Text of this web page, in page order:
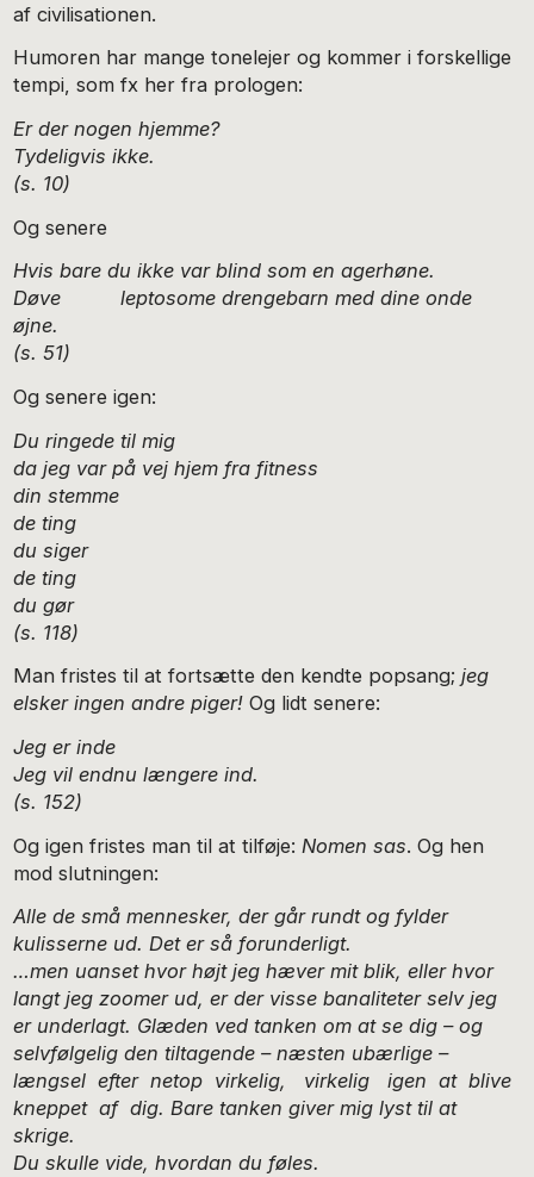
af civilisationen.
Humoren har mange tonelejer og kommer i forskellige
tempi, som fx her fra prologen:
Er der nogen hjemme?
Tydeligvis ikke.
(s. 10)
Og senere
Hvis bare du ikke var blind som en agerhøne.
Døve leptosome drengebarn med dine onde
øjne.
(s. 51)
Og senere igen:
Du ringede til mig
da jeg var på vej hjem fra fitness
din stemme
de ting
du siger
de ting
du gør
(s. 118)
Man fristes til at fortsætte den kendte popsang;jeg
elsker ingen andre piger! Og lidt senere:
Jeg er inde
Jeg vil endnu længere ind.
(s. 152)
Og igen fristes man til at tilføje: Nomen sas. Og hen
mod slutningen:
Alle de små mennesker, der går rundt og fylder
kulisserne ud. Det er så forunderligt.
…men uanset hvor højt jeg hæver mit blik, eller hvor
langt jeg zoomer ud, er der visse banaliteter selv jeg
er underlagt. Glæden ved tanken om at se dig – og
selvfølgelig den tiltagende – næsten ubærlige –
længsel efter netop virkelig, virkelig igen at blive
kneppet af dig. Bare tanken giver mig lyst til at
skrige.
Du skulle vide, hvordan du føles.